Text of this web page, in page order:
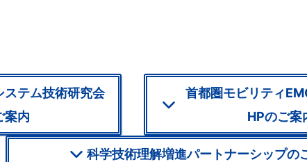
ステム技術研究会
案内
首都圏モビリティ
HPのご案
科学技術理解増進パートナーシップの